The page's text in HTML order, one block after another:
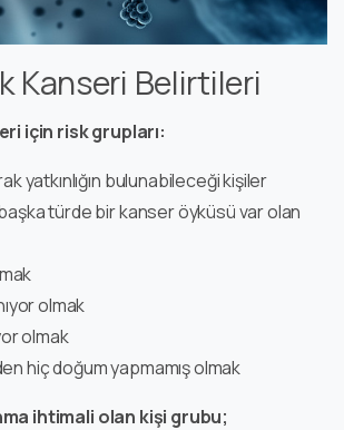
Kanseri Belirtileri
için risk grupları:
yatkınlığın bulunabileceği kişiler
türde bir kanser öyküsü var olan
olmak
olmak
hiç doğum yapmamış olmak
ihtimali olan kişi grubu;